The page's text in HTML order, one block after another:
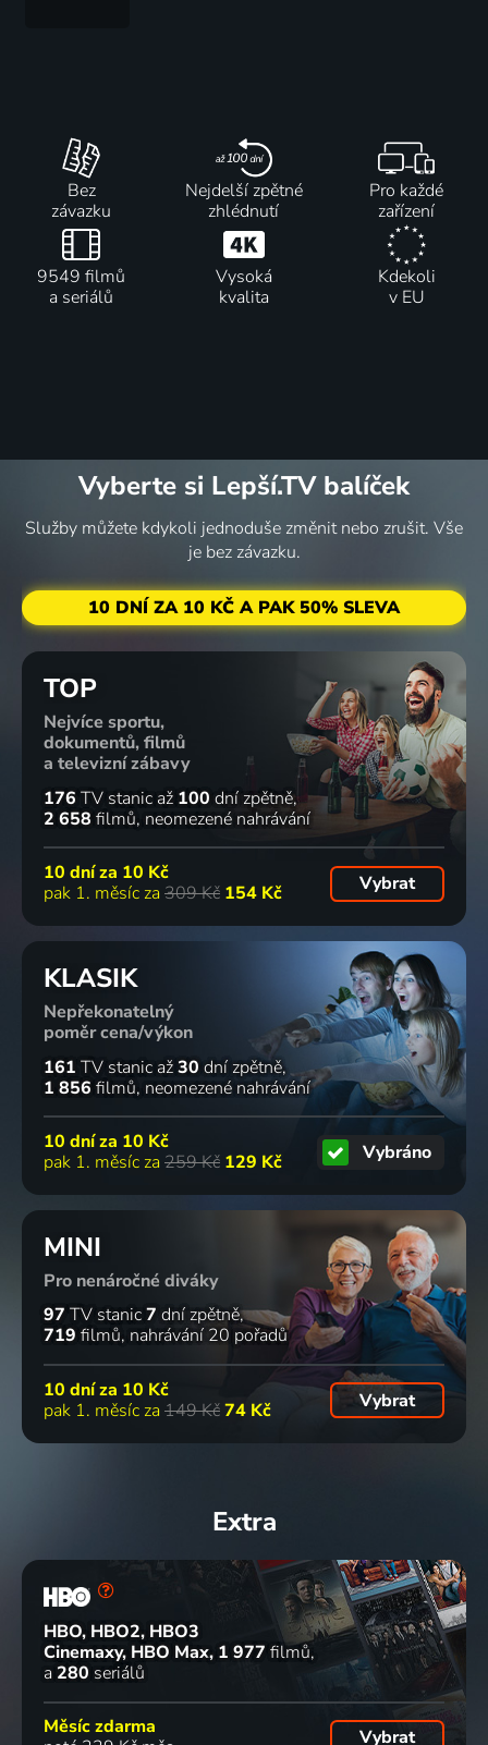
Bez
závazku
Nejdelší zpětné
zhlédnutí
Pro každé
zařízení
9549 filmů
a seriálů
Vysoká
kvalita
Kdekoli
v EU
Vyberte si Lepší.TV balíček
Služby můžete kdykoli jednoduše změnit nebo zrušit. Vše
je bez závazku.
10 DNÍ ZA 10 KČ A PAK 50% SLEVA
TOP
Nejvíce sportu,
dokumentů, filmů
a televizní zábavy
176 TV stanic až 100 dní zpětně
2 658 filmů neomezené nahrávání
10 dní za 10 Kč
pak 1. měsíc za 309 Kč 154 Kč Vybrat
KLASIK
Nepřekonatelný
poměr cena/výkon
161 TV stanic až30 dní zpětně
1 856 filmů neomezené nahrávání
10 dní za 10 Kč
pak 1. měsíc za 259 Kč 129 Kč Vybráno
MINI
Pro nenáročné diváky
97 TV stanic7 dní zpětně
719 filmů nahrávání 20 pořadů
10 dní za 10 Kč
pak 1. měsíc za 149 Kč74 Kč Vybrat
Extra
HBO, HBO2, HBO3
Cinemaxy, HBO Max 1 977 filmů
a 280 seriálů
Měsíc zdarma
Vybrat